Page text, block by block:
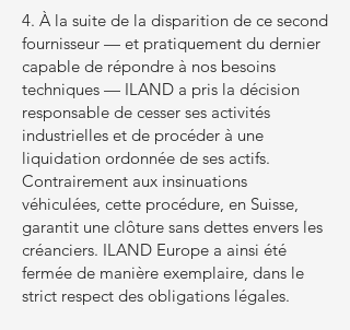
4. À la suite de la disparition de ce second
fournisseur — et pratiquement du dernier
capable de répondre à nos besoins
techniques — ILAND a pris la décision
responsable de cesser ses activités
industrielles et de procéder à une
liquidation ordonnée de ses actifs.
Contrairement aux insinuations
véhiculées, cette procédure, en Suisse,
garantit une clôture sans dettes envers les
créanciers. ILAND Europe a ainsi été
fermée de manière exemplaire, dans le
strict respect des obligations légales.